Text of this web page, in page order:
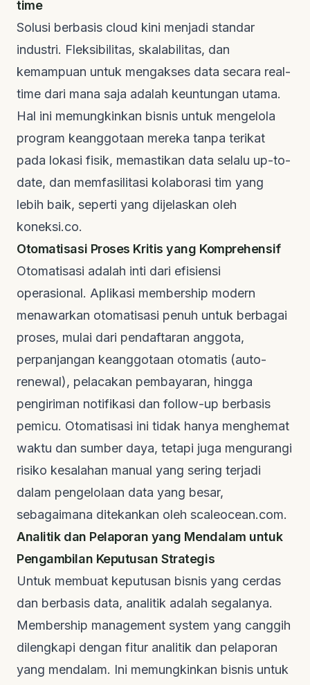
time
Solusi berbasis cloud kini menjadi standar
industri. Fleksibilitas, skalabilitas, dan
kemampuan untuk mengakses data secara real-
time dari mana saja adalah keuntungan utama.
Hal ini memungkinkan bisnis untuk mengelola
program keanggotaan mereka tanpa terikat
pada lokasi fisik, memastikan data selalu up-to-
date, dan memfasilitasi kolaborasi tim yang
lebih baik, seperti yang dijelaskan oleh
koneksi.co.
Otomatisasi Proses Kritis yang Komprehensif
Otomatisasi adalah inti dari efisiensi
operasional. Aplikasi membership modern
menawarkan otomatisasi penuh untuk berbagai
proses, mulai dari pendaftaran anggota,
perpanjangan keanggotaan otomatis (auto-
renewal), pelacakan pembayaran, hingga
pengiriman notifikasi dan follow-up berbasis
pemicu. Otomatisasi ini tidak hanya menghemat
waktu dan sumber daya, tetapi juga mengurangi
risiko kesalahan manual yang sering terjadi
dalam pengelolaan data yang besar,
sebagaimana ditekankan oleh scaleocean.com.
Analitik dan Pelaporan yang Mendalam untuk
Pengambilan Keputusan Strategis
Untuk membuat keputusan bisnis yang cerdas
dan berbasis data, analitik adalah segalanya.
Membership management system yang canggih
dilengkapi dengan fitur analitik dan pelaporan
yang mendalam. Ini memungkinkan bisnis untuk